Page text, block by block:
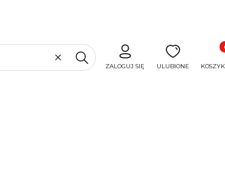
WyczyśćSzukaj ZALOGUJ SIĘ ULUBIONE KOSZYK